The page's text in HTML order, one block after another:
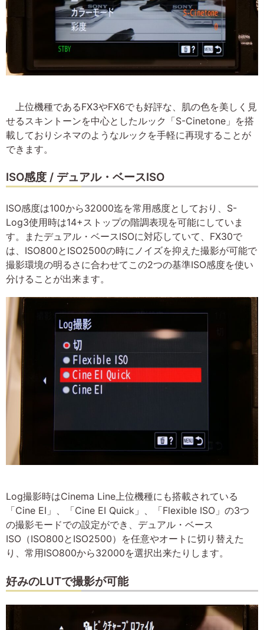
上位機種であるFX3やFX6でも好評な、肌の色を美しく見
せるスキントーンを中心としたルック「S-Cinetone」を搭
載しておりシネマのようなルックを手軽に再現することが
できます。
ISO感度 / デュアル・ベースISO
ISO感度は100から32000迄を常用感度としており、S-
Log3使用時は14+ストップの階調表現を可能にしていま
す。またデュアル・ベースISOに対応していて、FX30で
は、ISO800とISO2500の時にノイズを抑えた撮影が可能で
撮影環境の明るさに合わせてこの2つの基準ISO感度を使い
分けることが出来ます。
Log撮影時はCinema Line上位機種にも搭載されている
「Cine EI」、「Cine EI Quick」、「Flexible ISO」の3つ
の撮影モードでの設定ができ、デュアル・ベース
ISO（ISO800とISO2500）を任意やオートに切り替えた
り、常用ISO800から32000を選択出来たりします。
好みのLUTで撮影が可能